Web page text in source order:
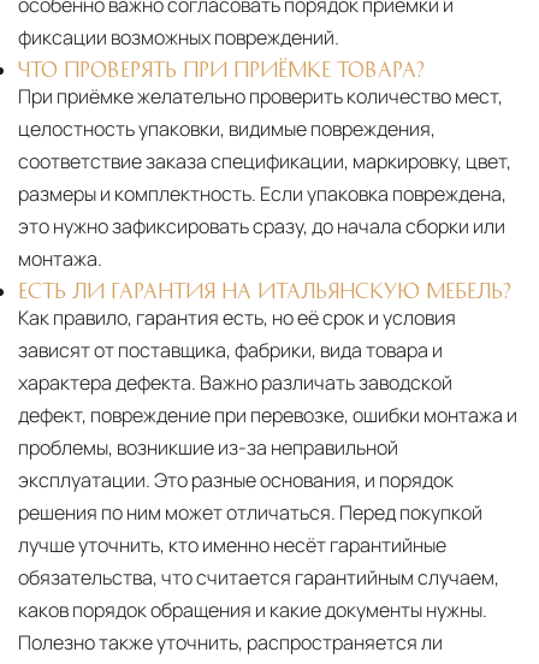
фиксации возможных повреждений.
ЧТО ПРОВЕРЯТЬ ПРИ ПРИЁМКЕ ТОВАРА?
При приёмке желательно проверить количество мест,
целостность упаковки, видимые повреждения,
соответствие заказа спецификации, маркировку, цвет,
размеры и комплектность. Если упаковка повреждена,
это нужно зафиксировать сразу, до начала сборки или
монтажа.
ЕСТЬ ЛИ ГАРАНТИЯ НА ИТАЛЬЯНСКУЮ МЕБЕЛЬ?
Как правило, гарантия есть, но её срок и условия
зависят от поставщика, фабрики, вида товара и
характера дефекта. Важно различать заводской
дефект, повреждение при перевозке, ошибки монтажа и
проблемы, возникшие из-за неправильной
эксплуатации. Это разные основания, и порядок
решения по ним может отличаться. Перед покупкой
лучше уточнить, кто именно несёт гарантийные
обязательства, что считается гарантийным случаем,
каков порядок обращения и какие документы нужны.
Полезно также уточнить, распространяется ли